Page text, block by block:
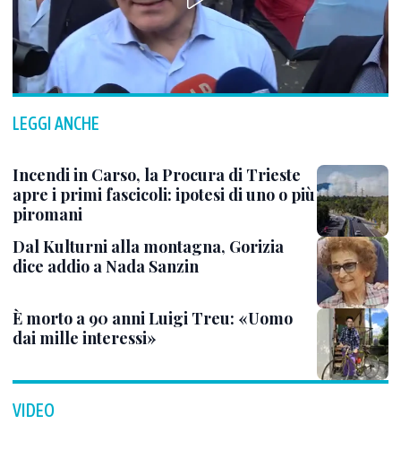
LEGGI ANCHE
Incendi in Carso, la Procura di Trieste
apre i primi fascicoli: ipotesi di uno o più
piromani
Dal Kulturni alla montagna, Gorizia
dice addio a Nada Sanzin
È morto a 90 anni Luigi Treu: «Uomo
dai mille interessi»
VIDEO